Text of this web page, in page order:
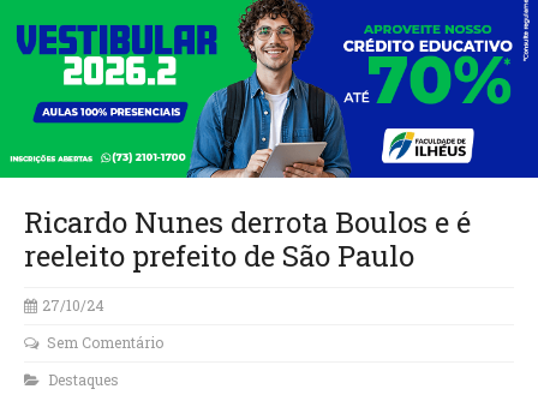
Ricardo Nunes derrota Boulos e é
reeleito prefeito de São Paulo
27/10/24
Sem Comentário
Destaques